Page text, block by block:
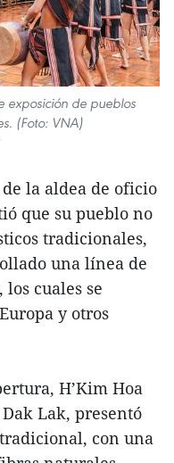
exposición de pueblos
(Foto: VNA)
la aldea de oficio
que su pueblo no
tradicionales,
una línea de
cuales se
y otros
H’Kim Hoa
Lak, presentó
con una